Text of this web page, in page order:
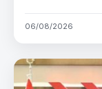
06/08/2026